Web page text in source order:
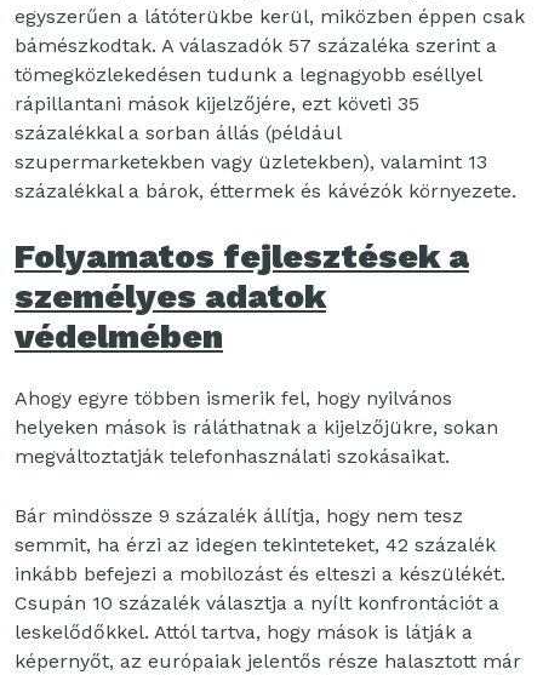
egyszerűen a látóterükbe kerül, miközben éppen csak
bámészkodtak. A válaszadók 57 százaléka szerint a
tömegközlekedésen tudunk a legnagyobb eséllyel
rápillantani mások kijelzőjére, ezt követi 35
százalékkal a sorban állás (például
szupermarketekben vagy üzletekben), valamint 13
százalékkal a bárok, éttermek és kávézók környezete.
Folyamatos fejlesztések a
személyes adatok
védelmében
Ahogy egyre többen ismerik fel, hogy nyilvános
helyeken mások is ráláthatnak a kijelzőjükre, sokan
megváltoztatják telefonhasználati szokásaikat.
Bár mindössze 9 százalék állítja, hogy nem tesz
semmit, ha érzi az idegen tekinteteket, 42 százalék
inkább befejezi a mobilozást és elteszi a készülékét.
Csupán 10 százalék választja a nyílt konfrontációt a
leskelődőkkel. Attól tartva, hogy mások is látják a
képernyőt, az európaiak jelentős része halasztott már